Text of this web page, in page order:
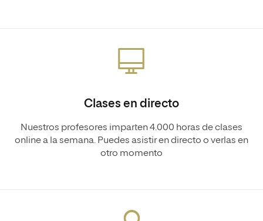
Clases en directo
Nuestros profesores imparten 4.000 horas de clases
online a la semana. Puedes asistir en directo o verlas en
otro momento